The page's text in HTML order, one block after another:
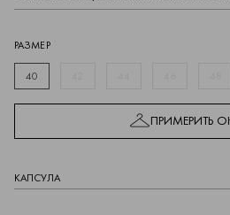
РАЗМЕР
40
ПРИМЕРИТЬ
КАПCУЛА